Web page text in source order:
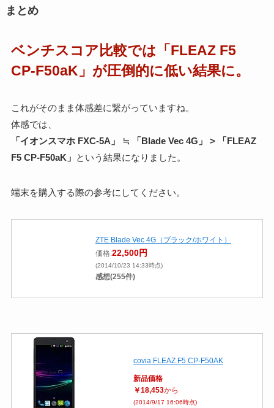
まとめ
ベンチスコア比較では「FLEAZ F5
CP-F50aK」が圧倒的に低い結果に。
これがそのまま体感差に繋がっていますね。
体感では、
「イオンスマホ FXC-5A」 ≒ 「Blade Vec 4G」 > 「FLEAZ
F5 CP-F50aK」 という結果になりました。
端末を購入する際の参考にしてください。
ZTE Blade Vec 4G（ブラック/ホワイト）
価格:22,500円
(2014/10/23 14:33時点)
感想(255件)
covia FLEAZ F5 CP-F50AK
新品価格
￥18,453から
(2014/9/17 16:06時点)